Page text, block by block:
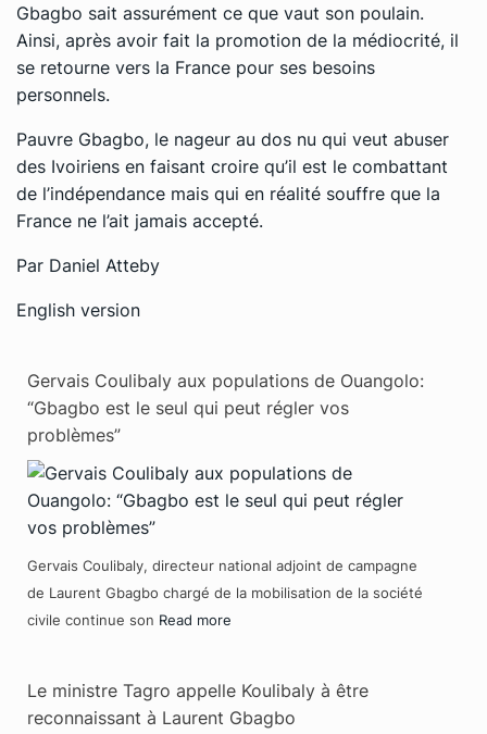
Gbagbo sait assurément ce que vaut son poulain.
Ainsi, après avoir fait la promotion de la médiocrité, il
se retourne vers la France pour ses besoins
personnels.
Pauvre Gbagbo, le nageur au dos nu qui veut abuser
des Ivoiriens en faisant croire qu’il est le combattant
de l’indépendance mais qui en réalité souffre que la
France ne l’ait jamais accepté.
Par Daniel Atteby
English version
Gervais Coulibaly aux populations de Ouangolo:
“Gbagbo est le seul qui peut régler vos
problèmes”
Gervais Coulibaly, directeur national adjoint de campagne
de Laurent Gbagbo chargé de la mobilisation de la société
civile continue son Read more
Le ministre Tagro appelle Koulibaly à être
reconnaissant à Laurent Gbagbo